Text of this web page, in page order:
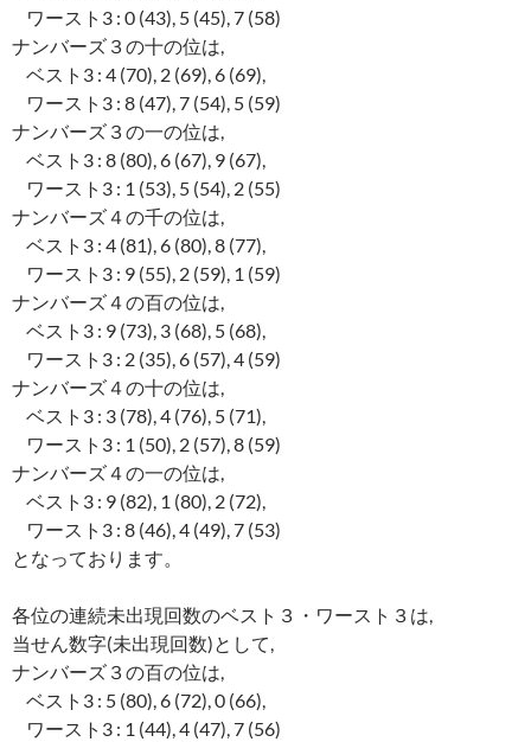
ワースト3 : 0 (43), 5 (45), 7 (58)
ナンバーズ３の十の位は,
ベスト3 : 4 (70), 2 (69), 6 (69),
ワースト3 : 8 (47), 7 (54), 5 (59)
ナンバーズ３の一の位は,
ベスト3 : 8 (80), 6 (67), 9 (67),
ワースト3 : 1 (53), 5 (54), 2 (55)
ナンバーズ４の千の位は,
ベスト3 : 4 (81), 6 (80), 8 (77),
ワースト3 : 9 (55), 2 (59), 1 (59)
ナンバーズ４の百の位は,
ベスト3 : 9 (73), 3 (68), 5 (68),
ワースト3 : 2 (35), 6 (57), 4 (59)
ナンバーズ４の十の位は,
ベスト3 : 3 (78), 4 (76), 5 (71),
ワースト3 : 1 (50), 2 (57), 8 (59)
ナンバーズ４の一の位は,
ベスト3 : 9 (82), 1 (80), 2 (72),
ワースト3 : 8 (46), 4 (49), 7 (53)
となっております。
各位の連続未出現回数のベスト３・ワースト３は,
当せん数字(未出現回数)として,
ナンバーズ３の百の位は,
ベスト3 : 5 (80), 6 (72), 0 (66),
ワースト3 : 1 (44), 4 (47), 7 (56)